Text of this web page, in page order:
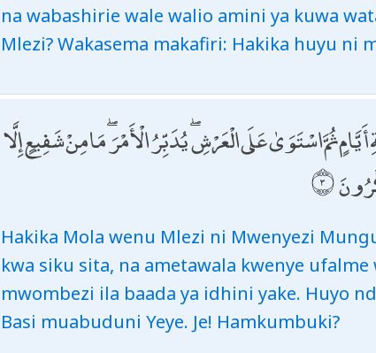
na wabashirie wale walio amini ya kuwa
Mlezi? Wakasema makafiri: Hakika huyu ni
ثُمَّ اسْتَوَىٰ عَلَى الْعَرْشِ ۖ يُدَبِّرُ الْأَمْرَ ۖ مَا مِنْ شَفِيعٍ إِلَّا
Hakika Mola wenu Mlezi ni Mwenyezi
kwa siku sita, na ametawala kwenye
mwombezi ila baada ya idhini yake. Huyo
Basi muabuduni Yeye. Je! Hamkumbuki?